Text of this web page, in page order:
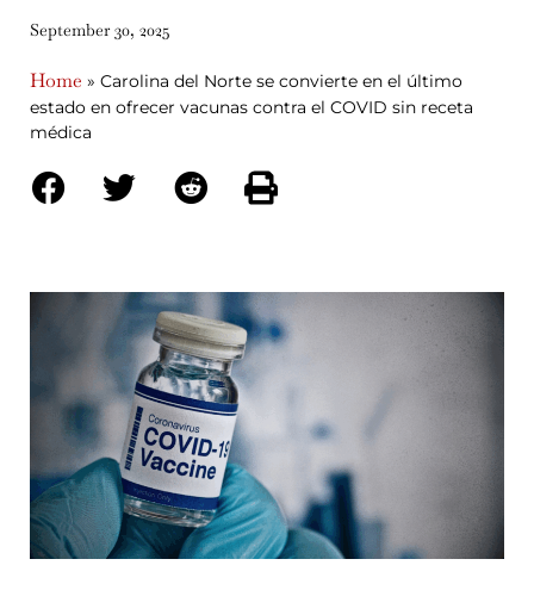
September 30, 2025
Home » Carolina del Norte se convierte en el último
estado en ofrecer vacunas contra el COVID sin receta
médica